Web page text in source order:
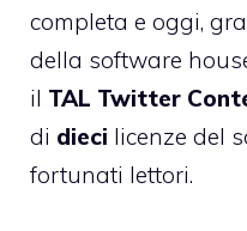
completa e oggi,
della software
il TAL Twitter
di dieci licenze del
fortunati lettori.